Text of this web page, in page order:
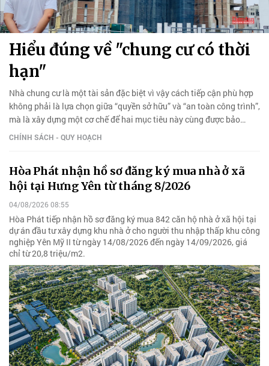
Hiểu đúng về "chung cư có thời
hạn"
Nhà chung cư là một tài sản đặc biệt vì vậy cách tiếp cận phù hợp
không phải là lựa chọn giữa “quyền sở hữu” và “an toàn công trình”,
mà là xây dựng một cơ chế để hai mục tiêu này cùng được bảo
đảm.
CHÍNH SÁCH - QUY HOẠCH
Hòa Phát nhận hồ sơ đăng ký mua nhà ở xã
hội tại Hưng Yên từ tháng 8/2026
04/08/2026 08:55
Hòa Phát tiếp nhận hồ sơ đăng ký mua 842 căn hộ nhà ở xã hội tại
dự án đầu tư xây dựng khu nhà ở cho người thu nhập thấp khu công
nghiệp Yên Mỹ II từ ngày 14/08/2026 đến ngày 14/09/2026, giá
chỉ từ 20,8 triệu/m2.